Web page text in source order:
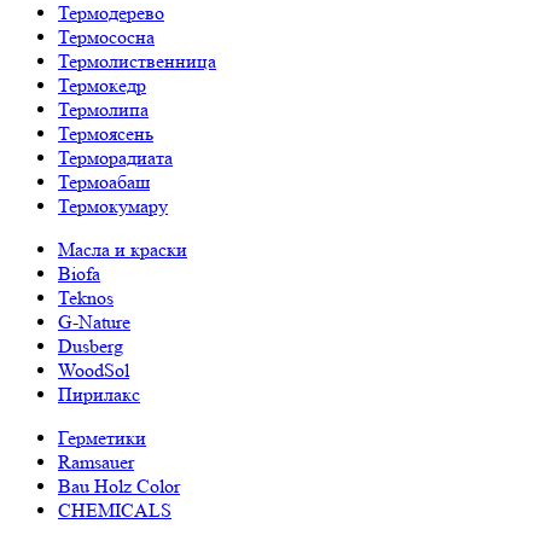
Термодерево
Термососна
Термолиственница
Термокедр
Термолипа
Термоясень
Терморадиата
Термоабаш
Термокумару
Масла и краски
Biofa
Teknos
G-Nature
Dusberg
WoodSol
Пирилакс
Герметики
Ramsauer
Bau Holz Color
CHEMICALS